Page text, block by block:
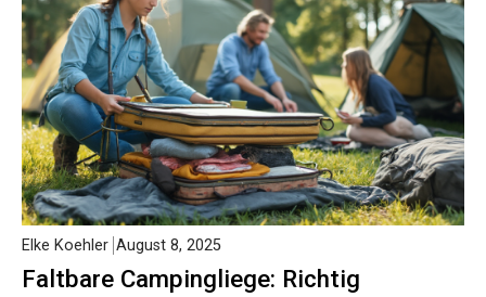
Faltbare Campingliege: Richtig
Elke Koehler August 8, 2025